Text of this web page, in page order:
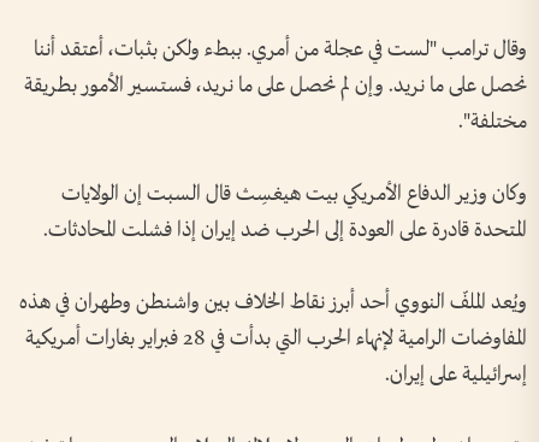
وقال ترامب "لست في عجلة من أمري. ببطء ولكن بثبات، أعتقد أننا
نحصل على ما نريد. وإن لم نحصل على ما نريد، فستسير الأمور بطريقة
مختلفة".
وكان وزير الدفاع الأمريكي بيت هيغسِث قال السبت إن الولايات
المتحدة قادرة على العودة إلى الحرب ضد إيران إذا فشلت المحادثات.
ويُعد الملفّ النووي أحد أبرز نقاط الخلاف بين واشنطن وطهران في هذه
المفاوضات الرامية لإنهاء الحرب التي بدأت في 28 فبراير بغارات أمريكية
إسرائيلية على إيران.